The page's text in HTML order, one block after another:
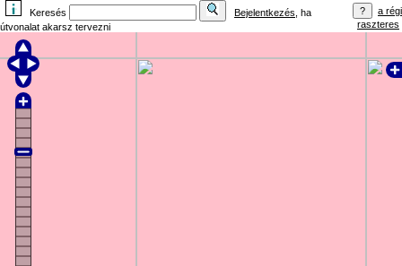
Keresés Bejelentkezés , ha
útvonalat akarsz tervezni
a régi
raszteres